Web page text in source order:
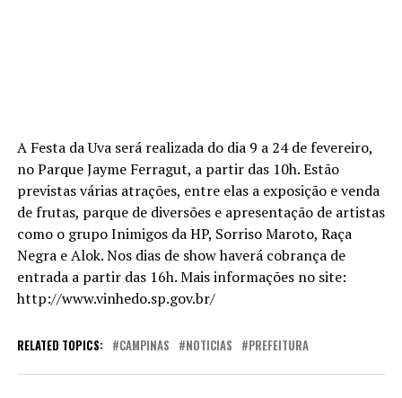
A Festa da Uva será realizada do dia 9 a 24 de fevereiro,
no Parque Jayme Ferragut, a partir das 10h. Estão
previstas várias atrações, entre elas a exposição e venda
de frutas, parque de diversões e apresentação de artistas
como o grupo Inimigos da HP, Sorriso Maroto, Raça
Negra e Alok. Nos dias de show haverá cobrança de
entrada a partir das 16h. Mais informações no site:
http://www.vinhedo.sp.gov.br/
RELATED TOPICS: CAMPINAS NOTICIAS PREFEITURA